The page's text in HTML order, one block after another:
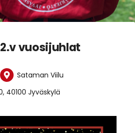
vuosijuhlat
Sataman Viilu
40100 Jyväskylä